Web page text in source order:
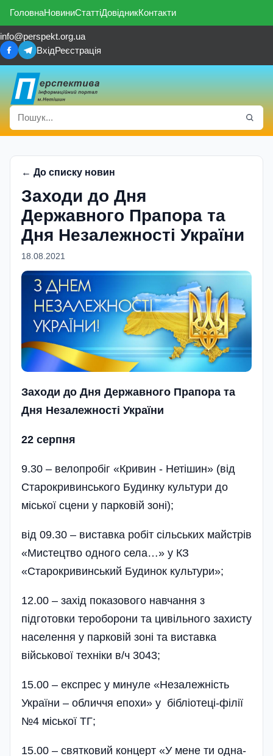
ГоловнаНовиниСтаттіДовідникКонтакти
info@perspekt.org.ua
ВхідРеєстрація
← До списку новин
Заходи до Дня
Державного Прапора та
Дня Незалежності України
18.08.2021
Заходи до Дня Державного Прапора та
Дня Незалежності України
22 серпня
9.30 – велопробіг «Кривин - Нетішин» (від
Старокривинського Будинку культури до
міської сцени у парковій зоні);
від 09.30 – виставка робіт сільських майстрів
«Мистецтво одного села…» у КЗ
«Старокривинський Будинок культури»;
12.00 – захід показового навчання з
підготовки тероборони та цивільного захисту
населення у парковій зоні та виставка
військової техніки в/ч 3043;
15.00 – експрес у минуле «Незалежність
України – обличчя епохи» у бібліотеці-філії
№4 міської ТГ;
15.00 – святковий концерт «У мене ти одна-